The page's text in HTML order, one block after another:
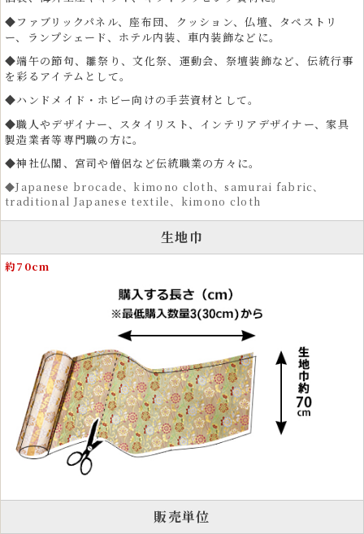
金襴生地は、和裁を好む手芸愛好家や手芸資材としても高い人気があり
ます。カットクロスやはぎれは、ポーチ、酒袋、 ワイン袋、碁石袋、
笛袋、帽子、マスク、革細工、弓袋など、さまざまな作品制作に使用で
小さめの柄で構成されているため、ドール衣装やぬいぐるみ衣装、愛犬
用の着物など細かな制作にも適しています。 金糸がきらめく織物生地
衣装とファッションに広がる金襴の和風テイストの美
しさ
金襴生地は、和風衣装をはじめ、舞台衣装、祭り衣装、よさこい衣装、
や帯、化粧まわしなどフォーマルな装いにも適しています。
運動会や文化祭、剣道、弓道、茶道、書道の発表会、ドレス、コスプ
レ、民族衣装などにも用いられ、その豪華な見た目が存在感を放ちま
コスプレイヤーや俳優、芸能関係者の衣装素材としても支持され、五月
人形や雛人形などの伝統人形制作、着物リメイク素材としても活用され
ています。
和のインテリア装飾に最適な金襴生地
金襴生地は、ファブリックパネル、タペストリー、掛け軸、屏風、仏壇
装飾など、和モダンなインテリアにも最適な素材です。車の内装にも使
用されています。
ホテルや旅館の内装、座布団、クッション、ソファや椅子張り生地とし
◆ファブリックパネル、座布団、クッション、仏壇、タペストリ
ー、ランプシェード、ホテル内装、車内装飾などに。
◆端午の節句、雛祭り、文化祭、運動会、祭壇装飾など、伝統行事
を彩るアイテムとして。
◆ハンドメイド・ホビー向けの手芸資材として。
◆職人やデザイナー、スタイリスト、インテリアデザイナー、家具
製造業者等専門職の方に。
◆神社仏閣、宮司や僧侶など伝統職業の方々に。
◆Japanese brocade、kimono cloth、samurai fabric、
traditional Japanese textile、kimono cloth
生地巾
約70cm
販売単位